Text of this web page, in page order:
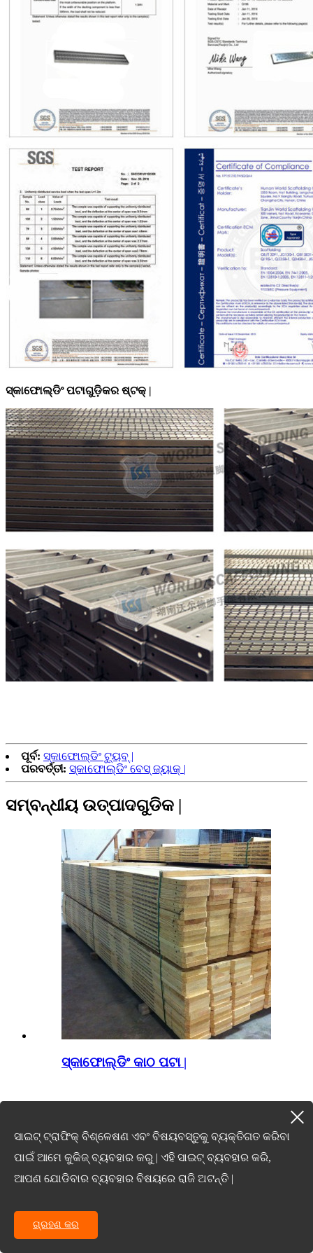
ସ୍କାଫୋଲ୍ଡିଂ ପଟାଗୁଡ଼ିକର ଷ୍ଟକ୍ |
ପୂର୍ବ: ସ୍କାଫୋଲ୍ଡିଂ ଟ୍ୟୁବ୍ |
ପରବର୍ତ୍ତୀ: ସ୍କାଫୋଲ୍ଡିଂ ବେସ୍ ଜ୍ୟାକ୍ |
ସମ୍ବନ୍ଧୀୟ ଉତ୍ପାଦଗୁଡିକ |
ସ୍କାଫୋଲ୍ଡିଂ କାଠ ପଟା |
ସାଇଟ୍ ଟ୍ରାଫିକ୍ ବିଶ୍ଳେଷଣ ଏବଂ ବିଷୟବସ୍ତୁକୁ ବ୍ୟକ୍ତିଗତ କରିବା
ପାଇଁ ଆମେ କୁକିଜ୍ ବ୍ୟବହାର କରୁ | ଏହି ସାଇଟ୍ ବ୍ୟବହାର କରି,
ଆପଣ ଯୋଡିବାର ବ୍ୟବହାର ବିଷୟରେ ରାଜି ଅଟନ୍ତି |
ଗ୍ରହଣ କର